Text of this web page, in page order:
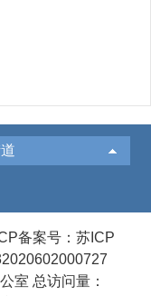
备案号：苏ICP
室 总访问量：